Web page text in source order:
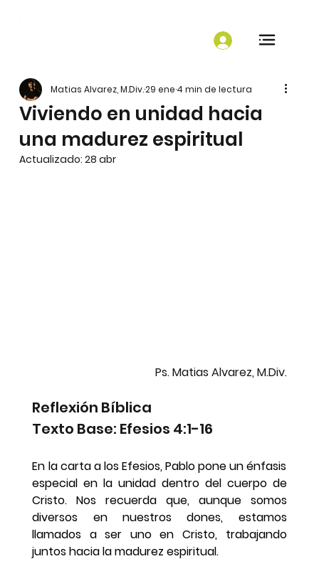
Viviendo en unidad hacia
una madurez espiritual
Matias Alvarez, M.Div.29 ene4 min de lectura
Actualizado:28 abr
Ps. Matias Alvarez, M.Div.
Reflexión Bíblica
Texto Base: Efesios 4:1-16
En la carta a los Efesios, Pablo pone un énfasis
especial en la unidad dentro del cuerpo de
Cristo. Nos recuerda que, aunque somos
diversos en nuestros dones, estamos
llamados a ser uno en Cristo, trabajando
juntos hacia la madurez espiritual.